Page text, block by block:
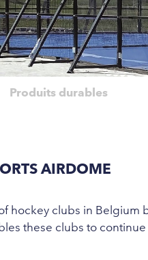
Produits durables
AIRDOME
hockey clubs in Belgium
these clubs to